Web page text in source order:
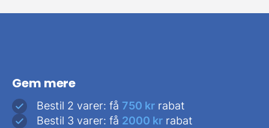
Gem mere
Bestil 2 varer: få 750 kr rabat
Bestil 3 varer: få 2000 kr rabat